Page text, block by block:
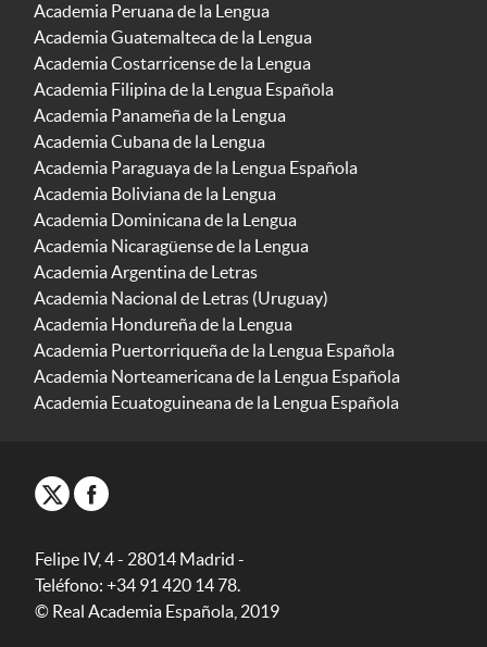
Academia Peruana de la Lengua
Academia Guatemalteca de la Lengua
Academia Costarricense de la Lengua
Academia Filipina de la Lengua Española
Academia Panameña de la Lengua
Academia Cubana de la Lengua
Academia Paraguaya de la Lengua Española
Academia Boliviana de la Lengua
Academia Dominicana de la Lengua
Academia Nicaragüense de la Lengua
Academia Argentina de Letras
Academia Nacional de Letras (Uruguay)
Academia Hondureña de la Lengua
Academia Puertorriqueña de la Lengua Española
Academia Norteamericana de la Lengua Española
Academia Ecuatoguineana de la Lengua Española
Felipe IV, 4 - 28014 Madrid -
Teléfono: +34 91 420 14 78.
© Real Academia Española, 2019